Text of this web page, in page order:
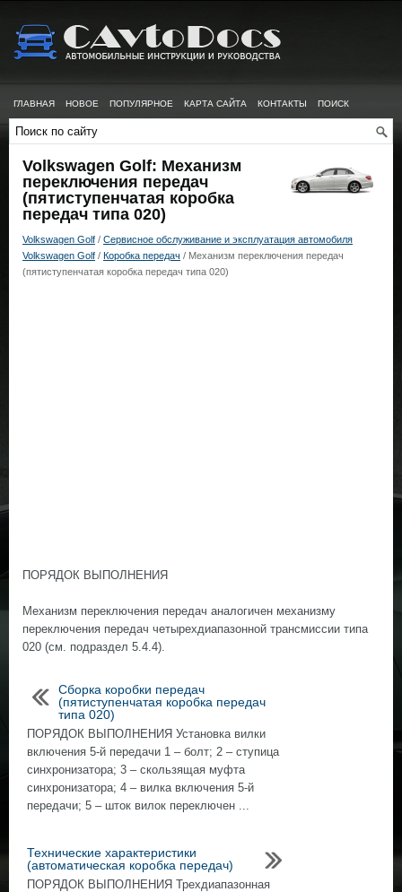
ГЛАВНАЯ НОВОЕ ПОПУЛЯРНОЕ КАРТА САЙТА КОНТАКТЫ ПОИСК
Volkswagen Golf: Механизм
переключения передач
(пятиступенчатая коробка
передач типа 020)
Volkswagen Golf / Сервисное обслуживание и эксплуатация автомобиля
Volkswagen Golf / Коробка передач / Механизм переключения передач
(пятиступенчатая коробка передач типа 020)
ПОРЯДОК ВЫПОЛНЕНИЯ
Механизм переключения передач аналогичен механизму
переключения передач четырехдиапазонной трансмиссии типа
020 (см. подраздел 5.4.4).
Сборка коробки передач
(пятиступенчатая коробка передач
типа 020)
ПОРЯДОК ВЫПОЛНЕНИЯ Установка вилки
включения 5-й передачи 1 – болт; 2 – ступица
синхронизатора; 3 – скользящая муфта
синхронизатора; 4 – вилка включения 5-й
передачи; 5 – шток вилок переключен ...
Технические характеристики
(автоматическая коробка передач)
ПОРЯДОК ВЫПОЛНЕНИЯ Трехдиапазонная